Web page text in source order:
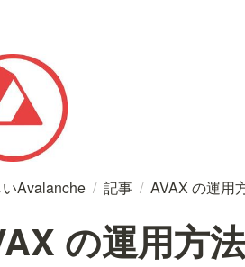
Avalanche / 記事 / AVAX の運用
の運用方